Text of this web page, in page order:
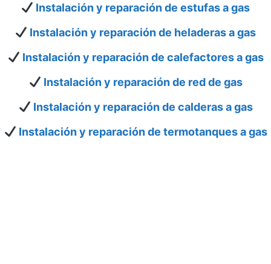
Instalación y reparación de estufas a gas
Instalación y reparación de heladeras a gas
Instalación y reparación de calefactores a gas
Instalación y reparación de red de gas
Instalación y reparación de calderas a gas
Instalación y reparación de termotanques a gas